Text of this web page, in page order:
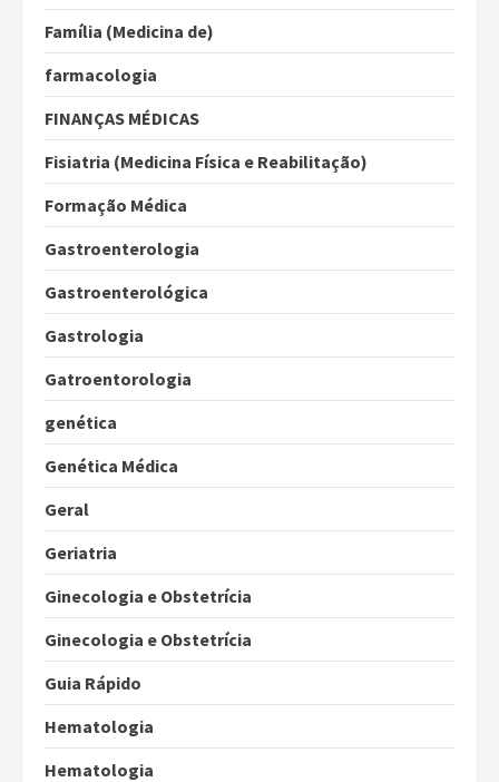
Família (Medicina de)
farmacologia
FINANÇAS MÉDICAS
Fisiatria (Medicina Física e Reabilitação)
Formação Médica
Gastroenterologia
Gastroenterológica
Gastrologia
Gatroentorologia
genética
Genética Médica
Geral
Geriatria
Ginecologia e Obstetrícia
Ginecologia e Obstetrícia
Guia Rápido
Hematologia
Hematologia